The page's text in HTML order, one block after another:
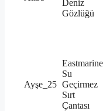
Deniz
Gözlüğü
Ayşe_25
Eastmarine
Su
Geçirmez
Sırt
Çantası